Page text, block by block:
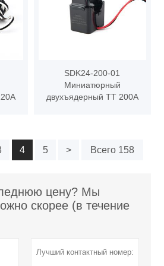
SDK24-200-01
Миниатюрный
двухъядерный ТТ 200А
4 5 > Всего 158
цену? Мы
скорее (в течение